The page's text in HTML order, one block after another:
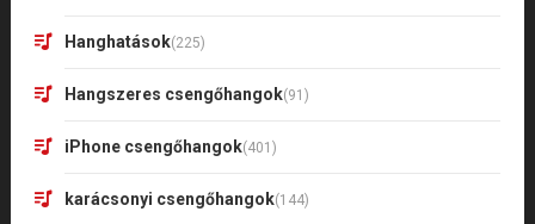
Hanghatások(225)
Hangszeres csengőhangok(91)
iPhone csengőhangok(401)
karácsonyi csengőhangok(144)